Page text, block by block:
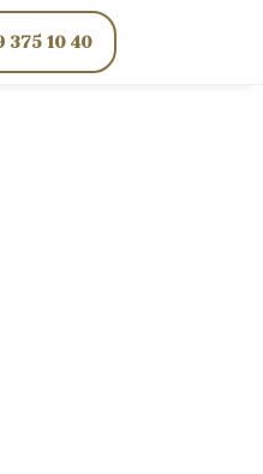
375 10 40